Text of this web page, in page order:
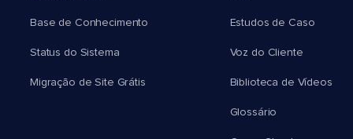
Base de Conhecimento
Status do Sistema
Migração de Site Grátis
Estudos de Caso
Voz do Cliente
Biblioteca de Vídeos
Glossário